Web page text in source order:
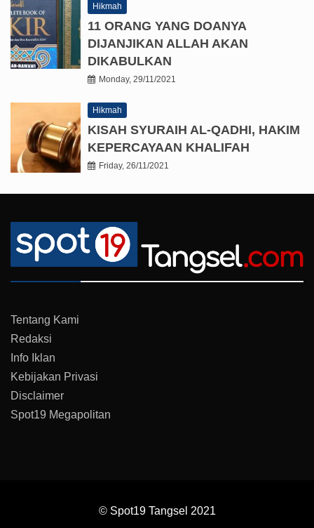
Hikmah
11 ORANG YANG DOANYA
DIJANJIKAN ALLAH AKAN
DIKABULKAN
Monday, 29/11/2021
Hikmah
KISAH SYURAIH AL-QADHI, HAKIM
KEPERCAYAAN KHALIFAH
Friday, 26/11/2021
Tentang Kami
Redaksi
Info Iklan
Kebijakan Privasi
Disclaimer
Spot19 Megapolitan
© Spot19 Tangsel 2021